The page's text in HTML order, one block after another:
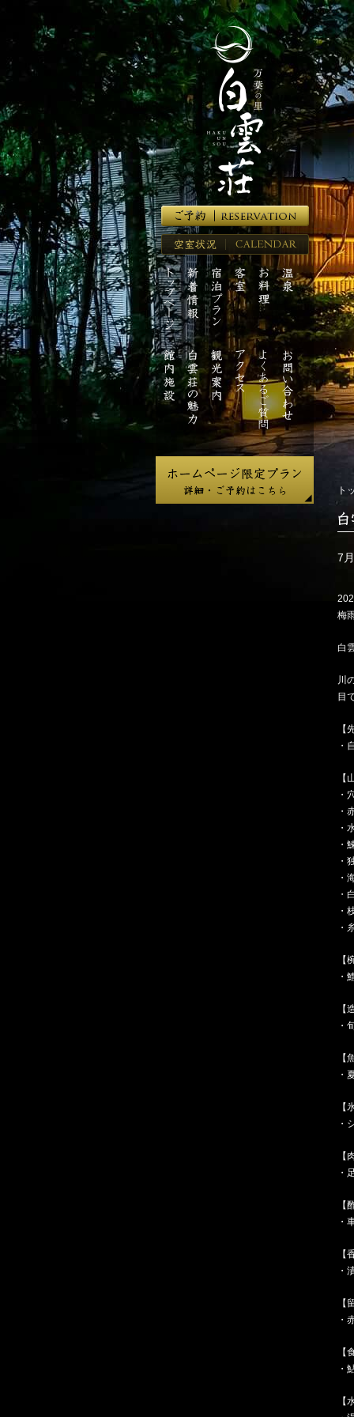
湯
河
温
泉
高
級
旅
館
【万
葉
の
里
白
雲
荘】
空
室
状
況
ト
ッ
プ
ペ
ー
ジ
新
着
情
報
宿
泊
プ
ラ
ン
客
室
お
料
理
温
泉
館
内
施
設
白
雲
荘
の
魅
観
光
案
内
ア
ク
セ
ス
よ
く
あ
る
ご
質
問
お
問
い
合
わ
せ
ト
白
雲
荘
り
7
梅
白
川
目
【
・
【
・
・
・
・
・
・
・
・
・
【
・
【
・
【
・
【
・
【
・
【
・
【
・
【
・
【
・
【